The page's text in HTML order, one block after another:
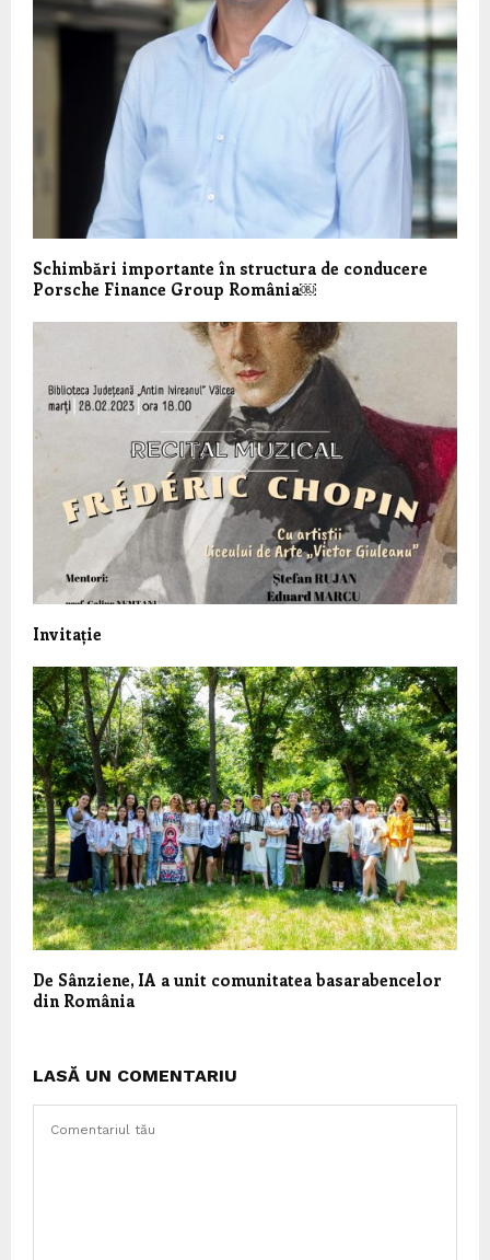
Schimbări importante în structura de conducere
Porsche Finance Group România￼
Invitație
De Sânziene, IA a unit comunitatea basarabencelor
din România
LASĂ UN COMENTARIU